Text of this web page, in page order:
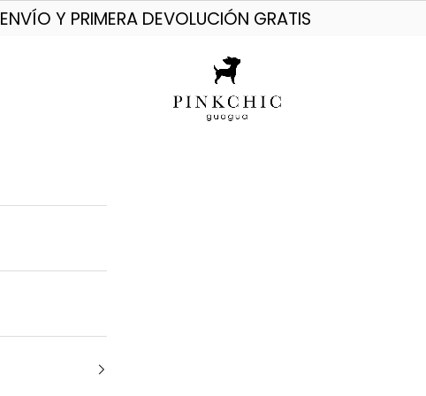
ENVÍO Y PRIMERA DEVOLUCIÓN GRATIS
PINKCHIC guagua